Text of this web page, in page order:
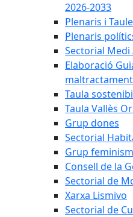
2026-2033
Plenaris i
Plenaris
Sectorial
Elaboració
Taula
Taula Vallès
Grup dones
Sectorial
Grup
Consell de la
Sectorial de
Xarxa Lismivo
Sectorial de